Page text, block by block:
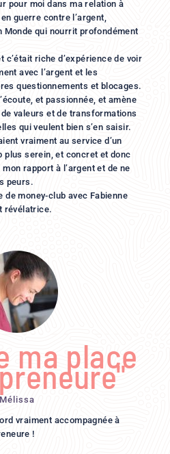
pour moi dans ma relation à
guerre contre l’argent,
Monde qui nourrit profondément
c’était riche d’expérience de voir
avec l’argent et les
questionnements et blocages.
et passionnée, et amène
valeurs et de transformations
qui veulent bien s’en saisir.
vraiment au service d’un
plus serein, et concret et donc
rapport à l’argent et de ne
peurs.
de money-club avec Fabienne
révélatrice.
ma place
Mélissa
vraiment accompagnée à
!